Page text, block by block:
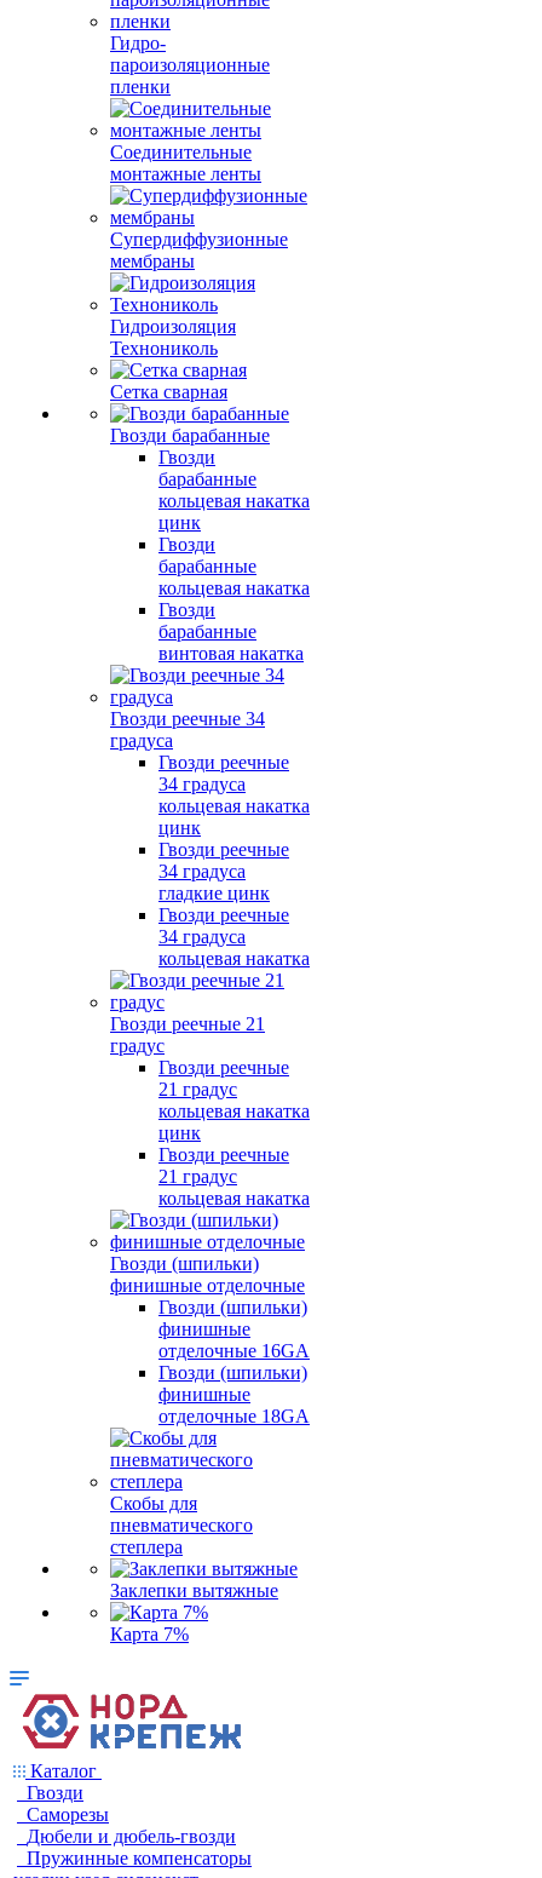
Гидро-
пароизоляционные
пленки
Соединительные
монтажные ленты
Супердиффузионные
мембраны
Гидроизоляция
Технониколь
Сетка сварная
Гвозди барабанные
Гвозди
барабанные
кольцевая накатка
цинк
Гвозди
барабанные
кольцевая накатка
Гвозди
барабанные
винтовая накатка
Гвозди реечные 34
градуса
Гвозди реечные
34 градуса
кольцевая накатка
цинк
Гвозди реечные
34 градуса
гладкие цинк
Гвозди реечные
34 градуса
кольцевая накатка
Гвозди реечные 21
градус
Гвозди реечные
21 градус
кольцевая накатка
цинк
Гвозди реечные
21 градус
кольцевая накатка
Гвозди (шпильки)
финишные отделочные
Гвозди (шпильки)
финишные
отделочные 16GA
Гвозди (шпильки)
финишные
отделочные 18GA
Скобы для
пневматического
степлера
Заклепки вытяжные
Карта 7%
Каталог
Гвозди
Саморезы
Дюбели и дюбель-гвозди
Пружинные компенсаторы